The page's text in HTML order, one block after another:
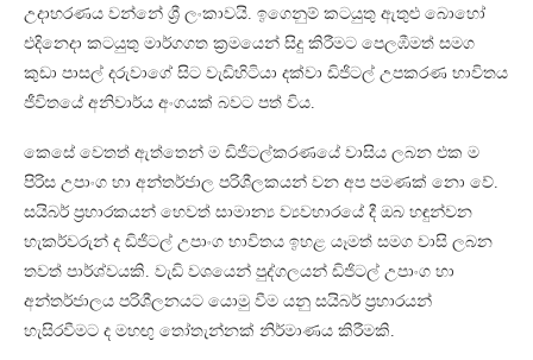
උදාහරණය වන්නේ ශ්‍රී ලංකාවයි. ඉගෙනුම් කටයුතු ඇතුළු බොහෝ
එදිනෙදා කටයුතු මාර්ගගත ක්‍රමයෙන් සිදු කිරීමට පෙලඹීමත් සමග
කුඩා පාසල් දරුවාගේ සිට වැඩිහිටියා දක්වා ඩිජිටල් උපකරණ භාවිතය
ජීවිතයේ අනිවාර්ය අංගයක් බවට පත් විය.
කෙසේ වෙතත් ඇත්තෙන් ම ඩිජිටල්කරණයේ වාසිය ලබන එක ම
පිරිස උපාංග හා අන්තර්ජාල පරිශීලකයන් වන අප පමණක් නො වේ.
සයිබර් ප්‍රහාරකයන් හෙවත් සාමාන්‍ය ව්‍යවහාරයේ දී ඔබ හඳුන්වන
හැකර්වරුන් ද ඩිජිටල් උපාංග භාවිතය ඉහළ යෑමත් සමග වාසි ලබන
තවත් පාර්ශ්වයකි. වැඩි වශයෙන් පුද්ගලයන් ඩිජිටල් උපාංග හා
අන්තර්ජාලය පරිශීලනයට යොමු වීම යනු සයිබර් ප්‍රහාරයන්
හැසිරවීමට ද මහඟු තෝතැන්නක් නිර්මාණය කිරීමකි.